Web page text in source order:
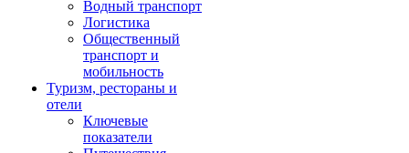
Водный транспорт
Логистика
Общественный
транспорт и
мобильность
Туризм, рестораны и
отели
Ключевые
показатели